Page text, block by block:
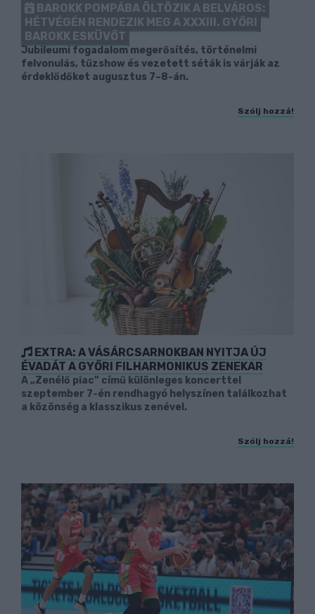
BAROKK POMPÁBA ÖLTÖZIK A BELVÁROS:
HÉTVÉGÉN RENDEZIK MEG A XXXIII. GYŐRI
BAROKK ESKÜVŐT
Jubileumi fogadalom megerősítés, történelmi
felvonulás, tűzshow és vezetett séták is várják az
érdeklődőket augusztus 7–8-án.
Szólj hozzá!
EXTRA: A VÁSÁRCSARNOKBAN NYITJA ÚJ
ÉVADÁT A GYŐRI FILHARMONIKUS ZENEKAR
A „Zenélő piac” című különleges koncerttel
szeptember 7-én rendhagyó helyszínen találkozhat
a közönség a klasszikus zenével.
Szólj hozzá!